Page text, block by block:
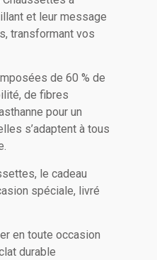
et leur message
transformant vos
de 60 % de
de fibres
pour un
s’adaptent à tous
le cadeau
spéciale, livré
en toute occasion
durable